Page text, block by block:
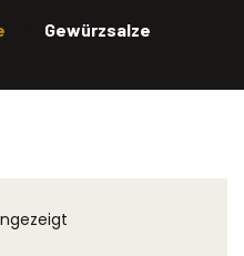
Gewürzsalze